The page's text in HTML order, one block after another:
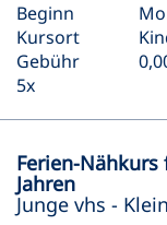
Beginn
Kursort
Gebühr
5x
Ferien-Nähkurs
Jahren
Junge vhs -